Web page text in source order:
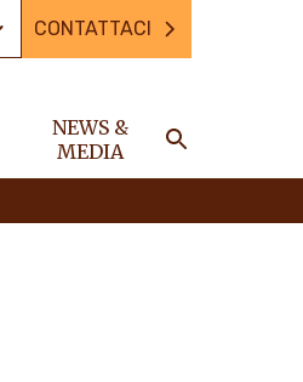
NEWS &
MEDIA
CONTATTACI